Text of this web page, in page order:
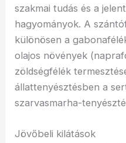
szakmai tudás és a
hagyományok. A
különösen a
olajos növények
zöldségfélék
állattenyésztésben a
szarvasmarha-
Jövőbeli kilátások